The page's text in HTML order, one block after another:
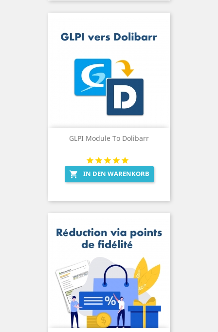
GLPI Module To Dolibarr
 IN DEN WARENKORB